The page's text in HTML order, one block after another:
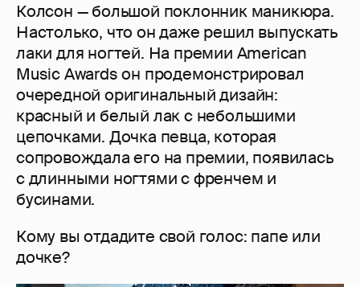
Колсон — большой поклонник маникюра.
Настолько, что он даже решил выпускать
лаки для ногтей. На премии American
Music Awards он продемонстрировал
очередной оригинальный дизайн:
красный и белый лак с небольшими
цепочками. Дочка певца, которая
сопровождала его на премии, появилась
с длинными ногтями с френчем и
бусинами.
Кому вы отдадите свой голос: папе или
дочке?